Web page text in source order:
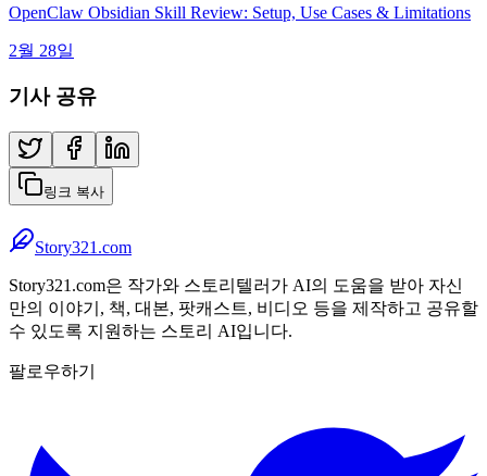
OpenClaw Obsidian Skill Review: Setup, Use Cases & Limitations
2월 28일
기사 공유
링크 복사
Story321.com
Story321.com은 작가와 스토리텔러가 AI의 도움을 받아 자신
만의 이야기, 책, 대본, 팟캐스트, 비디오 등을 제작하고 공유할
수 있도록 지원하는 스토리 AI입니다.
팔로우하기